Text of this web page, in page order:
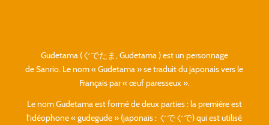
Gudetama (ぐでたま, Gudetama) est un personnage
de Sanrio. Le nom « Gudetama » se traduit du japonais vers le
Français par « œuf paresseux ».
Le nom Gudetama est formé de deux parties : la première est
l’idéophone « gudegude » (japonais : ぐでぐで) qui est utilisé